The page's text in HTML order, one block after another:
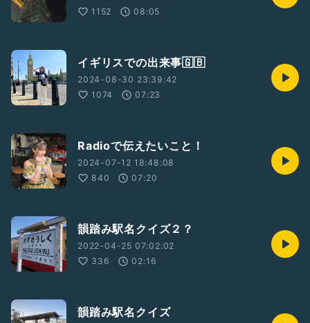
1152
08:05
イギリスでの出来事🇬🇧
2024-08-30 23:39:42
1074
07:23
Radioで伝えたいこと！
2024-07-12 18:48:08
840
07:20
韻踏み駅名クイズ２？
2022-04-25 07:02:02
336
02:16
韻踏み駅名クイズ